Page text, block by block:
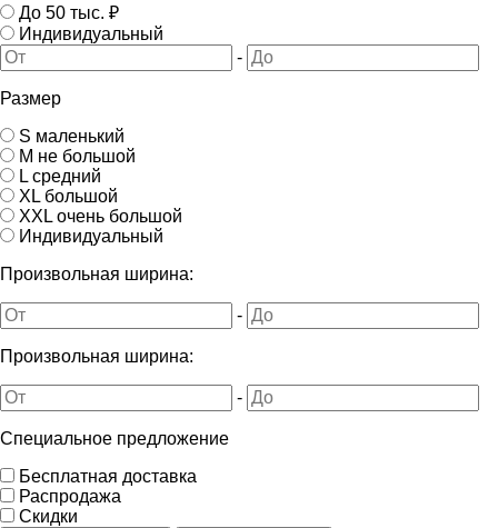
До 50 тыс. ₽
Индивидуальный
-
Размер
S маленький
M не большой
L средний
XL большой
XXL очень большой
Индивидуальный
Произвольная ширина:
-
Произвольная ширина:
-
Специальное предложение
Бесплатная доставка
Распродажа
Скидки